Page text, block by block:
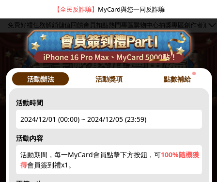
【全民反詐騙】 MyCard與您一同反詐騙
●
簽到禮1 註冊領點數 下載APP 限量50點 抽10000點
hot hot new new
免費好禮任務解鎖儲值回饋會員扣點熱門專區購物中心抽獎專區 創作者追
活動辦法 活動獎項 點數補給
●
活動時間
2024/12/01 (00:00) ~ 2024/12/05 (23:59)
活動內容
活動期間，每一MyCard會員點擊下方按鈕，可100%隨機獲
得會員簽到禮x1。